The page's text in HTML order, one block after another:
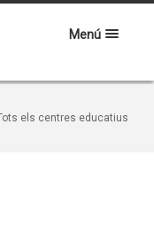
Menú
els centres educatius